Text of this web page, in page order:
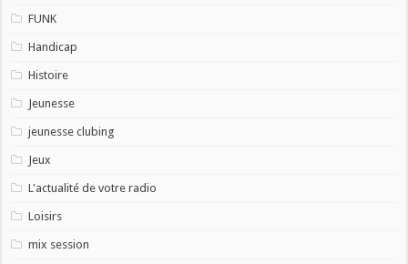
FUNK
Handicap
Histoire
Jeunesse
jeunesse clubing
Jeux
L'actualité de votre radio
Loisirs
mix session